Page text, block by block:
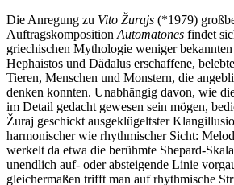
Die Anregung zu Vito Žurajs (*1979)
Auftragskomposition Automatones findet
griechischen Mythologie weniger
Hephaistos und Dädalus erschaffene,
Tieren, Menschen und Monstern, die
denken konnten. Unabhängig davon, wie
im Detail gedacht gewesen sein mögen,
Žuraj geschickt ausgeklügeltster
harmonischer wie rhythmischer Sicht:
werkelt da etwa die berühmte Shepard-
unendlich auf- oder absteigende Linie
gleichermaßen trifft man auf rhythmische